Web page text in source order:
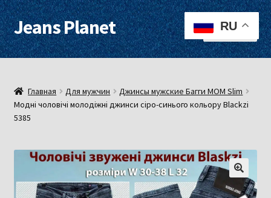
Перейти
к
навигации
Перейти
к
содержимому
Jeans Planet Меню
Для женщин
Для мужчин
О нас
Оплата, доставка
Контакты
Главная Для мужчин
Джинсы мужские Багги МОМ Slim
Модні чоловічі молодіжні джинси сіро-синього кольору Blackzi
5385
RU